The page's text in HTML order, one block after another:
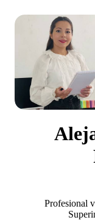
Profesional